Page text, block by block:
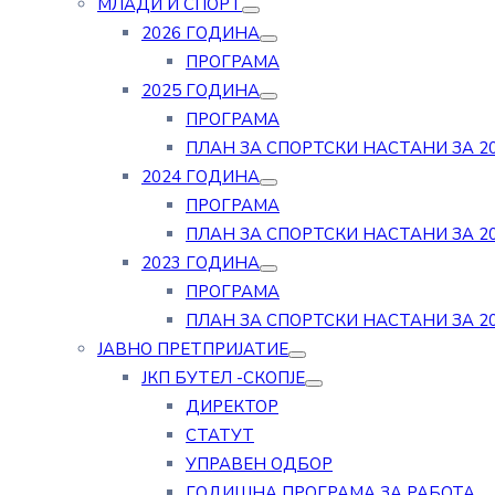
МЛАДИ И СПОРТ
2026 ГОДИНА
ПРОГРАМА
2025 ГОДИНА
ПРОГРАМА
ПЛАН ЗА СПОРТСКИ НАСТАНИ ЗА
2024 ГОДИНА
ПРОГРАМА
ПЛАН ЗА СПОРТСКИ НАСТАНИ ЗА
2023 ГОДИНА
ПРОГРАМА
ПЛАН ЗА СПОРТСКИ НАСТАНИ ЗА
ЈАВНО ПРЕТПРИЈАТИЕ
ЈКП БУТЕЛ -СКОПЈЕ
ДИРЕКТОР
СТАТУТ
УПРАВЕН ОДБОР